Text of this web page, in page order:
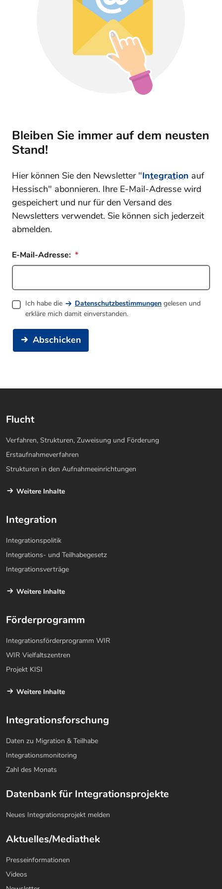
Bleiben Sie immer auf dem neusten
Stand!
Hier können Sie den Newsletter "Integration auf
Hessisch" abonnieren. Ihre E-Mail-Adresse wird
gespeichert und nur für den Versand des
Newsletters verwendet. Sie können sich jederzeit
abmelden.
E-Mail-Adresse:
Ich habe die Datenschutzbestimmungen gelesen und
erkläre mich damit einverstanden.
Abschicken
Flucht
Verfahren, Strukturen, Zuweisung und Förderung
Erstaufnahmeverfahren
Strukturen in den Aufnahmeeinrichtungen
Weitere Inhalte
Integration
Integrationspolitik
Integrations- und Teilhabegesetz
Integrationsverträge
Weitere Inhalte
Förderprogramm
Integrationsförderprogramm WIR
WIR Vielfaltszentren
Projekt KISI
Weitere Inhalte
Integrationsforschung
Daten zu Migration & Teilhabe
Integrationsmonitoring
Zahl des Monats
Datenbank für Integrationsprojekte
Neues Integrationsprojekt melden
Aktuelles/Mediathek
Presseinformationen
Videos